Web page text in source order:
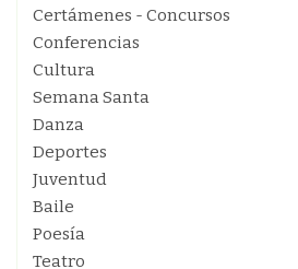
Certámenes - Concursos
Conferencias
Cultura
Semana Santa
Danza
Deportes
Juventud
Baile
Poesía
Teatro